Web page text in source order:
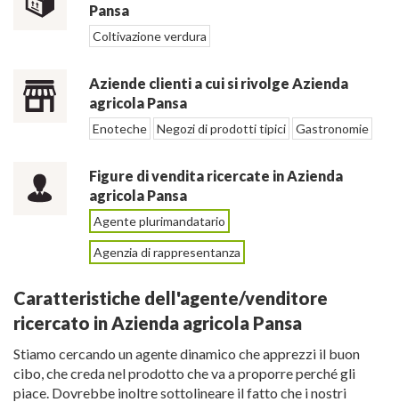
Pansa
Coltivazione verdura
Aziende clienti a cui si rivolge Azienda
agricola Pansa
Enoteche Negozi di prodotti tipici Gastronomie
Figure di vendita ricercate in Azienda
agricola Pansa
Agente plurimandatario
Agenzia di rappresentanza
Caratteristiche dell'agente/venditore
ricercato in Azienda agricola Pansa
Stiamo cercando un agente dinamico che apprezzi il buon
cibo, che creda nel prodotto che va a proporre perché gli
piace. Dovrebbe inoltre sottolineare il fatto che i nostri